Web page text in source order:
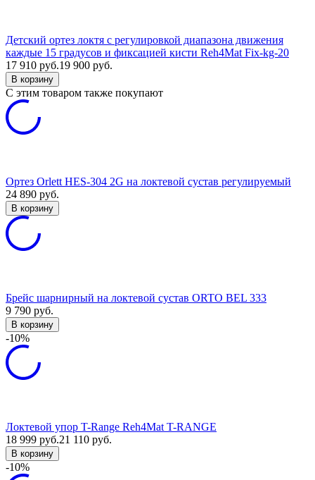
Детский ортез локтя с регулировкой диапазона движения
каждые 15 градусов и фиксацией кисти Reh4Mat Fix-kg-20
17 910 руб.19 900 руб.
В корзину
C этим товаром также покупают
Ортез Orlett HES-304 2G на локтевой сустав регулируемый
24 890 руб.
В корзину
Брейс шарнирный на локтевой сустав ORTO BEL 333
9 790 руб.
В корзину
-10%
Локтевой упор T-Range Reh4Mat T-RANGE
18 999 руб.21 110 руб.
В корзину
-10%